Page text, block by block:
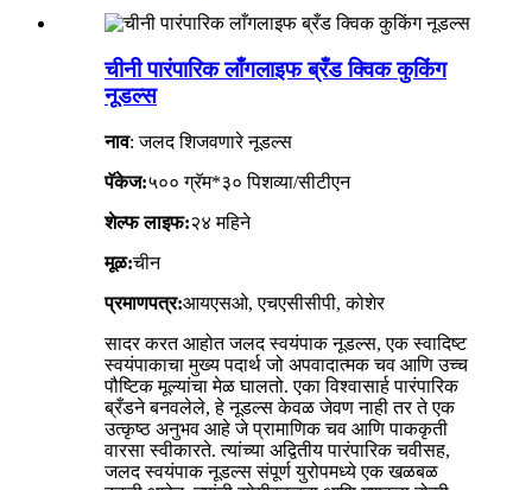
चीनी पारंपारिक लाँगलाइफ ब्रँड क्विक कुकिंग
नूडल्स
नाव: जलद शिजवणारे नूडल्स
पॅकेज:५०० ग्रॅम*३० पिशव्या/सीटीएन
शेल्फ लाइफ:२४ महिने
मूळ:चीन
प्रमाणपत्र:आयएसओ, एचएसीसीपी, कोशेर
सादर करत आहोत जलद स्वयंपाक नूडल्स, एक स्वादिष्ट
स्वयंपाकाचा मुख्य पदार्थ जो अपवादात्मक चव आणि उच्च
पौष्टिक मूल्यांचा मेळ घालतो. एका विश्वासार्ह पारंपारिक
ब्रँडने बनवलेले, हे नूडल्स केवळ जेवण नाही तर ते एक
उत्कृष्ठ अनुभव आहे जे प्रामाणिक चव आणि पाककृती
वारसा स्वीकारते. त्यांच्या अद्वितीय पारंपारिक चवीसह,
जलद स्वयंपाक नूडल्स संपूर्ण युरोपमध्ये एक खळबळ